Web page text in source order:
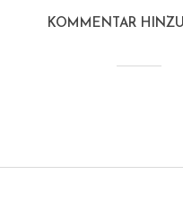
KOMMENTAR